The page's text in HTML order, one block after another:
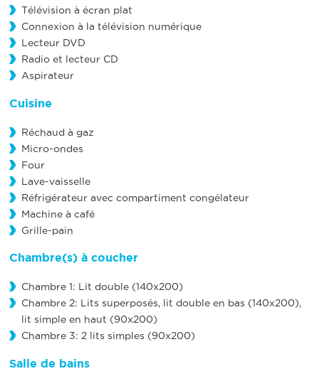
Télévision à écran plat
Connexion à la télévision numérique
Lecteur DVD
Radio et lecteur CD
Aspirateur
Cuisine
Réchaud à gaz
Micro-ondes
Four
Lave-vaisselle
Réfrigérateur avec compartiment congélateur
Machine à café
Grille-pain
Chambre(s) à coucher
Chambre 1: Lit double (140x200)
Chambre 2: Lits superposés, lit double en bas (140x200),
lit simple en haut (90x200)
Chambre 3: 2 lits simples (90x200)
Salle de bains